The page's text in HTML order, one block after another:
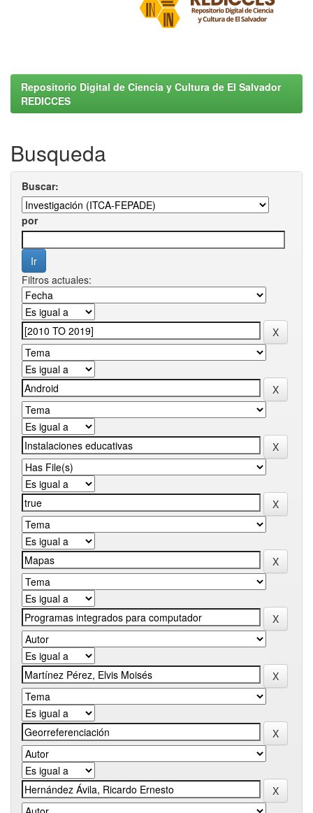
Repositorio Digital de Ciencia y Cultura de El Salvador
REDICCES
Busqueda
Buscar:
por
Filtros actuales: